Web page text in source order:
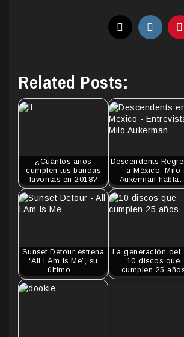
Related Posts:
¿Cuántos años
cumplen tus bandas
favoritas en 2018?
Descendents
a México: Milo
Aukerman habla…
Sunset Detour estrena
“All I Am Is Me”, su
último…
La generación del
10 discos que
cumplen 25